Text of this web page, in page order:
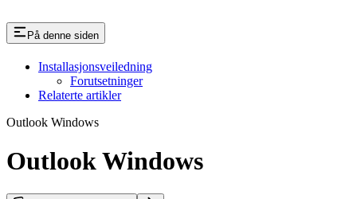
På denne siden
Installasjonsveiledning
Forutsetninger
Relaterte artikler
Outlook Windows
Outlook Windows